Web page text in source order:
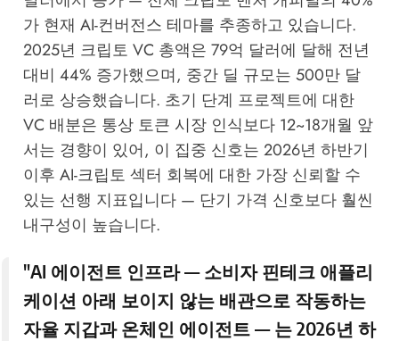
가 현재 AI-컨버전스 테마를 추종하고 있습니다.
2025년 크립토 VC 총액은 79억 달러에 달해 전년
대비 44% 증가했으며, 중간 딜 규모는 500만 달
러로 상승했습니다. 초기 단계 프로젝트에 대한
VC 배분은 통상 토큰 시장 인식보다 12~18개월 앞
서는 경향이 있어, 이 집중 신호는 2026년 하반기
이후 AI-크립토 섹터 회복에 대한 가장 신뢰할 수
있는 선행 지표입니다 — 단기 가격 신호보다 훨씬
내구성이 높습니다.
"AI 에이전트 인프라 — 소비자 핀테크 애플리
케이션 아래 보이지 않는 배관으로 작동하는
자율 지갑과 온체인 에이전트 — 는 2026년 하